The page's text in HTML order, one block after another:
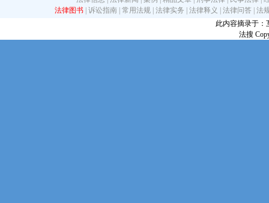
法律图书 诉讼指南 常用法规 法律实务 法律释义 法律问答
法
此内容摘录于：
法搜